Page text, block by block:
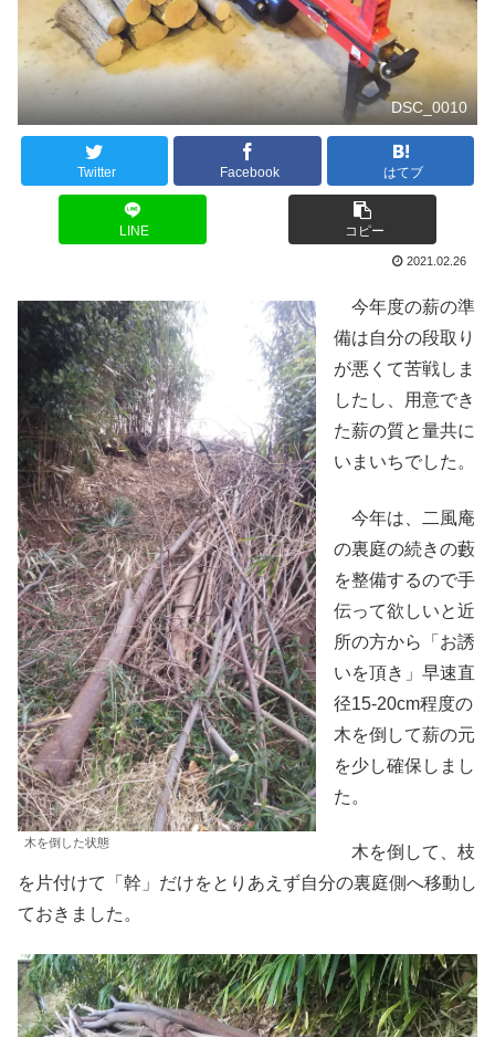
DSC_0010
Twitter Facebook はてブ
LINE コピー
2021.02.26
木を倒した状態
今年度の薪の準
備は自分の段取り
が悪くて苦戦しま
したし、用意でき
た薪の質と量共に
いまいちでした。
今年は、二風庵
の裏庭の続きの藪
を整備するので手
伝って欲しいと近
所の方から「お誘
いを頂き」早速直
径15-20cm程度の
木を倒して薪の元
を少し確保しまし
た。
木を倒して、枝
を片付けて「幹」だけをとりあえず自分の裏庭側へ移動し
ておきました。